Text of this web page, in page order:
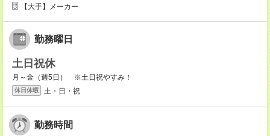
【大手】メーカー
勤務曜日
土日祝休
月～金（週5日） ※土日祝やすみ！
休日休暇 土・日・祝
勤務時間